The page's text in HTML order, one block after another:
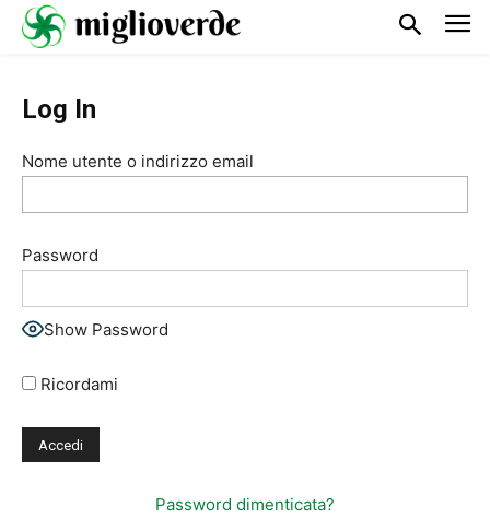
Log In
Nome utente o indirizzo email
Password
Show Password
Ricordami
Password dimenticata?